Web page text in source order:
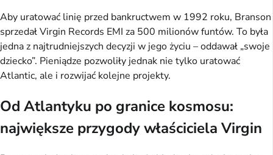
Aby uratować linię przed bankructwem w 1992 roku, Branson
sprzedał Virgin Records EMI za 500 milionów funtów. To była
jedna z najtrudniejszych decyzji w jego życiu – oddawał „swoje
dziecko”. Pieniądze pozwoliły jednak nie tylko uratować
Atlantic, ale i rozwijać kolejne projekty.
Od Atlantyku po granice kosmosu:
największe przygody właściciela Virgin